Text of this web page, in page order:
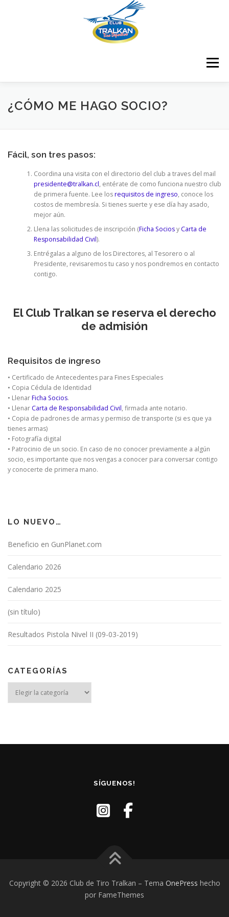
Menú
¿QUIENES SOMOS? ¿DÓNDE ESTAMOS?
RESULTADOS COMPETENCIAS CONTÁCTENOS
CERTIFICADOS
¿CÓMO ME HAGO SOCIO?
Fácil, son tres pasos:
Coordina una visita con el directorio del club a traves del mail
presidente@tralkan.cl, entérate de como funciona nuestro club
de primera fuente. Lee losrequisitos de ingreso, conoce los
costos de membresía. Si tienes suerte y ese día hay asado,
mejor aún.
Llena las solicitudes de inscripción (Ficha Sociosy Carta de
Responsabilidad Civil).
Entrégalas a alguno de los Directores, al Tesorero o al
Presidente, revisaremos tu caso y nos pondremos en contacto
contigo.
El Club Tralkan se reserva el derecho
de admisión
Requisitos de ingreso
• Certificado de Antecedentes para Fines Especiales
• Copia Cédula de Identidad
• LlenarFicha Socios.
• Llenar Carta de Responsabilidad Civil, firmada ante notario.
• Copia de padrones de armas y permiso de transporte (si es que ya
tienes armas)
• Fotografía digital
• Patrocinio de un socio. En caso de no conocer previamente a algún
socio, es importante que nos vengas a conocer para conversar contigo
y conocerte de primera mano.
LO NUEVO…
Beneficio en GunPlanet.com
Calendario 2026
Calendario 2025
(sin título)
Resultados Pistola Nivel II (09-03-2019)
CATEGORÍAS
SÍGUENOS!
Copyright © 2026 Club de Tiro Tralkan – Tema OnePress hecho
por FameThemes